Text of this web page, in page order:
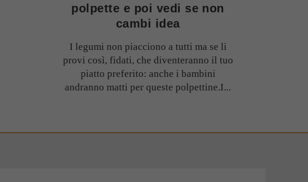
polpette e poi vedi se non
cambi idea
I legumi non piacciono a tutti ma se li
provi così, fidati, che diventeranno il tuo
piatto preferito: anche i bambini
andranno matti per queste polpettine.I...